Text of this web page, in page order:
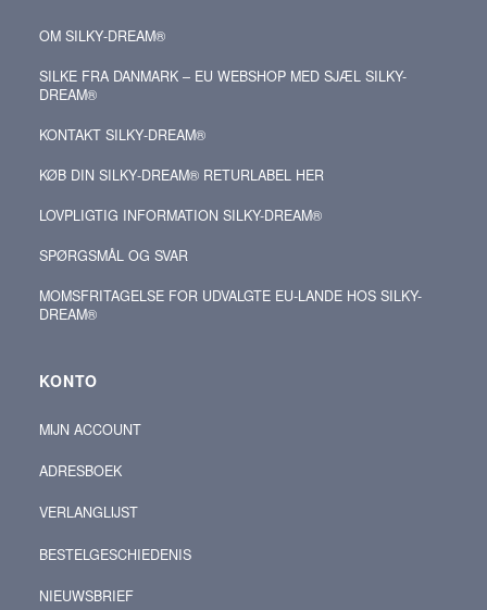
OM SILKY‑DREAM®
SILKE FRA DANMARK – EU WEBSHOP MED SJÆL SILKY-
DREAM®
KONTAKT SILKY‑DREAM®
KØB DIN SILKY‑DREAM® RETURLABEL HER
LOVPLIGTIG INFORMATION SILKY-DREAM®
SPØRGSMÅL OG SVAR
MOMSFRITAGELSE FOR UDVALGTE EU-LANDE HOS SILKY-
DREAM®
KONTO
MIJN ACCOUNT
ADRESBOEK
VERLANGLIJST
BESTELGESCHIEDENIS
NIEUWSBRIEF